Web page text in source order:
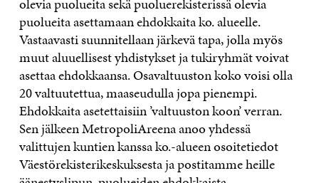
olevia puolueita sekä puoluerekisterissä olevia
puolueita asettamaan ehdokkaita ko. alueelle.
Vastaavasti suunnitellaan järkevä tapa, jolla myös
muut aluuellisest yhdistykset ja tukiryhmät voivat
asettaa ehdokkaansa. Osavaltuuston koko voisi olla
20 valtuutettua, maaseudulla jopa pienempi.
Ehdokkaita asetettaisiin ’valtuuston koon’ verran.
Sen jälkeen MetropoliAreena anoo yhdessä
valittujen kuntien kanssa ko.-alueen osoitetiedot
Väestörekisterikeskuksesta ja postitamme heille